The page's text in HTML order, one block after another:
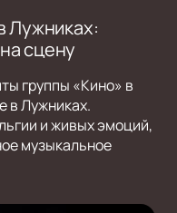
Лужниках:
сцену
группы «Кино» в
в Лужниках.
и живых эмоций,
музыкальное